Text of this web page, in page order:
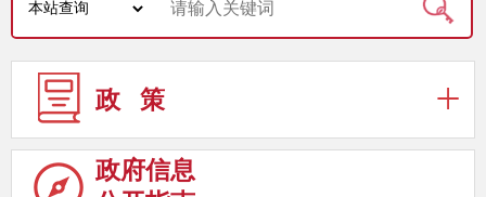
政 策
政府信息